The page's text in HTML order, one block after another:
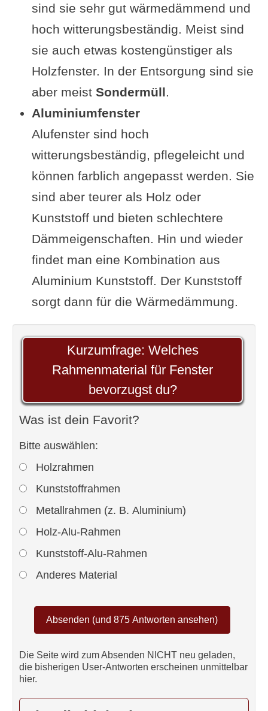
sind sie sehr gut wärmedämmend und
hoch witterungsbeständig. Meist sind
sie auch etwas kostengünstiger als
Holzfenster. In der Entsorgung sind sie
aber meist Sondermüll.
Aluminiumfenster
Alufenster sind hoch
witterungsbeständig, pflegeleicht und
können farblich angepasst werden. Sie
sind aber teurer als Holz oder
Kunststoff und bieten schlechtere
Dämmeigenschaften. Hin und wieder
findet man eine Kombination aus
Aluminium Kunststoff. Der Kunststoff
sorgt dann für die Wärmedämmung.
Kurzumfrage: Welches
Rahmenmaterial für Fenster
bevorzugst du?
Was ist dein Favorit?
Bitte auswählen:
Holzrahmen
Kunststoffrahmen
Metallrahmen (z. B. Aluminium)
Holz-Alu-Rahmen
Kunststoff-Alu-Rahmen
Anderes Material
Die Seite wird zum Absenden NICHT neu geladen,
die bisherigen User-Antworten erscheinen unmittelbar
hier.